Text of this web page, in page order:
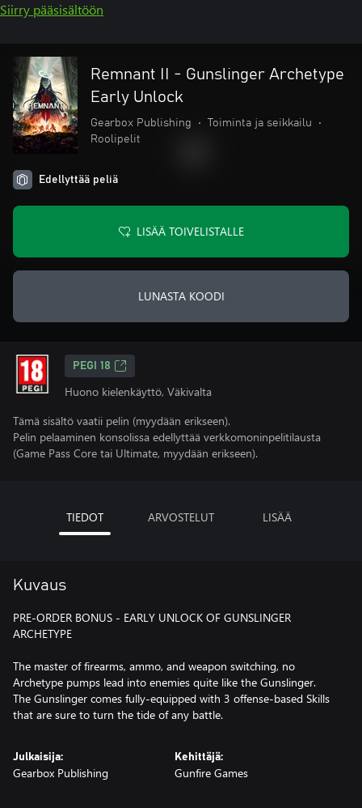
Siirry pääsisältöön
Remnant II - Gunslinger Archetype
Early Unlock
Gearbox Publishing • Toiminta ja seikkailu
•
Roolipelit
Edellyttää peliä
LISÄÄ TOIVELISTALLE
LUNASTA KOODI
PEGI 18
Huono kielenkäyttö, Väkivalta
Tämä sisältö vaatii pelin (myydään erikseen).
Pelin pelaaminen konsolissa edellyttää verkkomoninpelitilausta
(Game Pass Core tai Ultimate, myydään erikseen).
TIEDOT ARVOSTELUT LISÄÄ
Kuvaus
PRE-ORDER BONUS - EARLY UNLOCK OF GUNSLINGER
ARCHETYPE
The master of firearms, ammo, and weapon switching, no
Archetype pumps lead into enemies quite like the Gunslinger.
The Gunslinger comes fully-equipped with 3 offense-based Skills
that are sure to turn the tide of any battle.
Julkaisija:
Gearbox Publishing
Kehittäjä:
Gunfire Games